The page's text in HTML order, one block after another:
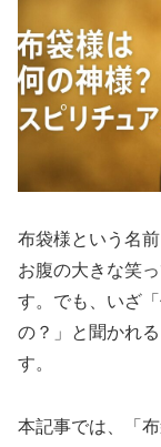
布袋様という名
お腹の大きな笑
す。でも、いざ
の？」と聞かれ
す。
本記事では、「